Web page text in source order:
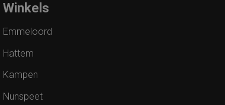
Winkels
Emmeloord
Hattem
Kampen
Nunspeet